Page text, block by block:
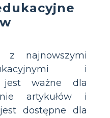
z najnowszymi
i
jest ważne dla
artykułów i
dostępne dla